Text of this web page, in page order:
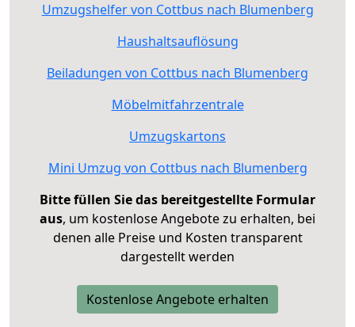
Umzugshelfer von Cottbus nach Blumenberg
Haushaltsauflösung
Beiladungen von Cottbus nach Blumenberg
Möbelmitfahrzentrale
Umzugskartons
Mini Umzug von Cottbus nach Blumenberg
Bitte füllen Sie das bereitgestellte Formular
aus, um kostenlose Angebote zu erhalten, bei
denen alle Preise und Kosten transparent
dargestellt werden
Kostenlose Angebote erhalten